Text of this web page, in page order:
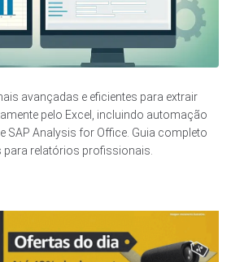
avançadas e eficientes para extrair
pelo Excel, incluindo automação
SAP Analysis for Office. Guia completo
para relatórios profissionais.